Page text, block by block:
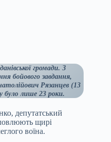
громади. 3
бойового завдання,
Рязанцев (13
було лише 23 роки.
депутатський
щирі
воїна.